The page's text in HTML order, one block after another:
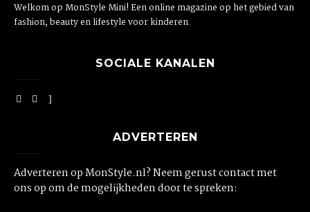
Welkom op MonStyle Mini! Een online magazine op het gebied van
fashion, beauty en lifestyle voor kinderen.
SOCIALE KANALEN
ADVERTEREN
Adverteren op MonStyle.nl? Neem gerust contact met
ons op om de mogelijkheden door te spreken: